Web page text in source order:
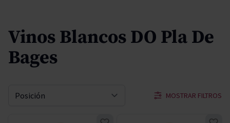
Vinos Blancos DO Pla De
Bages
MOSTRAR FILTROS
Ordenar por